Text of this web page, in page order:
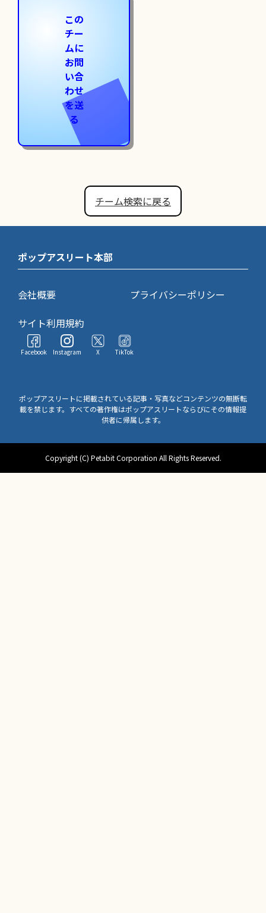
この
チー
ムに
お問
い合
わせ
を送
る
チーム検索に戻る
ポップアスリート本部
会社概要
プライバシーポリシー
サイト利用規約
Facebook Instagram X TikTok
ポップアスリートに掲載されている記事・写真などコンテンツの無断転
載を禁じます。すべての著作権はポップアスリートならびにその情報提
供者に帰属します。
Copyright (C) Petabit Corporation All Rights Reserved.